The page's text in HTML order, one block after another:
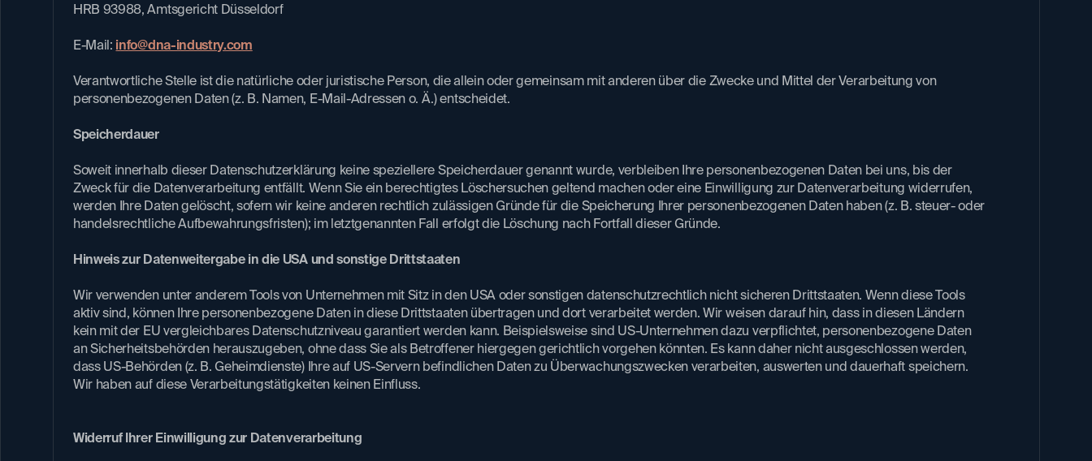
HRB 93988, Amtsgericht Düsseldorf
E-Mail: info@dna-industry.com
Verantwortliche Stelle ist die natürliche oder juristische Person, die allein oder gemeinsam mit anderen über die Zwecke und Mittel der Verarbeitung von
personenbezogenen Daten (z. B. Namen, E-Mail-Adressen o. Ä.) entscheidet.
Speicherdauer​
Soweit innerhalb dieser Datenschutzerklärung keine speziellere Speicherdauer genannt wurde, verbleiben Ihre personenbezogenen Daten bei uns, bis der
Zweck für die Datenverarbeitung entfällt. Wenn Sie ein berechtigtes Löschersuchen geltend machen oder eine Einwilligung zur Datenverarbeitung widerrufen,
werden Ihre Daten gelöscht, sofern wir keine anderen rechtlich zulässigen Gründe für die Speicherung Ihrer personenbezogenen Daten haben (z. B. steuer- oder
handelsrechtliche Aufbewahrungsfristen); im letztgenannten Fall erfolgt die Löschung nach Fortfall dieser Gründe.
Hinweis zur Datenweitergabe in die USA und sonstige Drittstaaten​
Wir verwenden unter anderem Tools von Unternehmen mit Sitz in den USA oder sonstigen datenschutzrechtlich nicht sicheren Drittstaaten. Wenn diese Tools
aktiv sind, können Ihre personenbezogene Daten in diese Drittstaaten übertragen und dort verarbeitet werden. Wir weisen darauf hin, dass in diesen Ländern
kein mit der EU vergleichbares Datenschutzniveau garantiert werden kann. Beispielsweise sind US-Unternehmen dazu verpflichtet, personenbezogene Daten
an Sicherheitsbehörden herauszugeben, ohne dass Sie als Betroffener hiergegen gerichtlich vorgehen könnten. Es kann daher nicht ausgeschlossen werden,
dass US-Behörden (z. B. Geheimdienste) Ihre auf US-Servern befindlichen Daten zu Überwachungszwecken verarbeiten, auswerten und dauerhaft speichern.
Wir haben auf diese Verarbeitungstätigkeiten keinen Einfluss.
Widerruf Ihrer Einwilligung zur Datenverarbeitung